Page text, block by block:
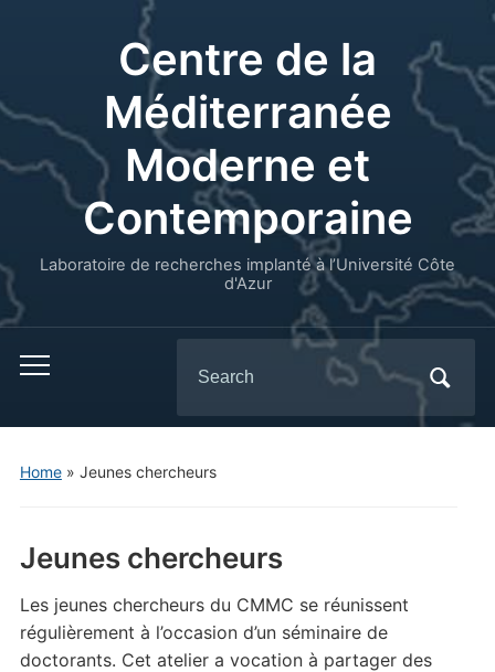
Centre de la
Méditerranée
Moderne et
Contemporaine
Laboratoire de recherches implanté à l’Université Côte
d'Azur
for:
Home» Jeunes chercheurs
Jeunes chercheurs
Les jeunes chercheurs du CMMC se réunissent
régulièrement à l’occasion d’un séminaire de
doctorants. Cet atelier a vocation à partager des